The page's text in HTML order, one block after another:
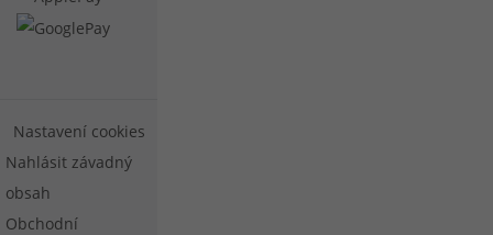
Nastavení cookies
Nahlásit závadný
obsah
Obchodní